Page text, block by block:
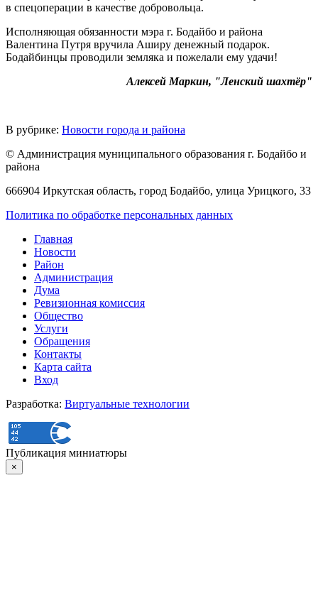
в спецоперации в качестве добровольца.
Исполняющая обязанности мэра г. Бодайбо и района
Валентина Путря вручила Аширу денежный подарок.
Бодайбинцы проводили земляка и пожелали ему удачи!
Алексей Маркин, "Ленский шахтёр"
В рубрике: Новости города и района
© Администрация муниципального образования г. Бодайбо и
района
666904 Иркутская область, город Бодайбо, улица Урицкого, 33
Политика по обработке персональных данных
Главная
Новости
Район
Администрация
Дума
Ревизионная комиссия
Общество
Услуги
Обращения
Контакты
Карта сайта
Вход
Разработка: Виртуальные технологии
Публикация миниатюры
×